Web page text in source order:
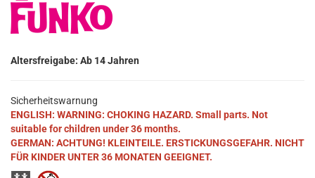
Altersfreigabe: Ab 14 Jahren
Sicherheitswarnung
ENGLISH: WARNING: CHOKING HAZARD. Small parts. Not
suitable for children under 36 months.
GERMAN: ACHTUNG! KLEINTEILE. ERSTICKUNGSGEFAHR. NICHT
FÜR KINDER UNTER 36 MONATEN GEEIGNET.